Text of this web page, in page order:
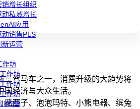
销增长组织
动私域增长
应用
动销售PLS
新运营
作坊
作坊
作坊
作坊
练营
三驾马车之一，消费升级的大趋势将
经济与大众生活。
花西子、泡泡玛特、小熊电器、缤兔